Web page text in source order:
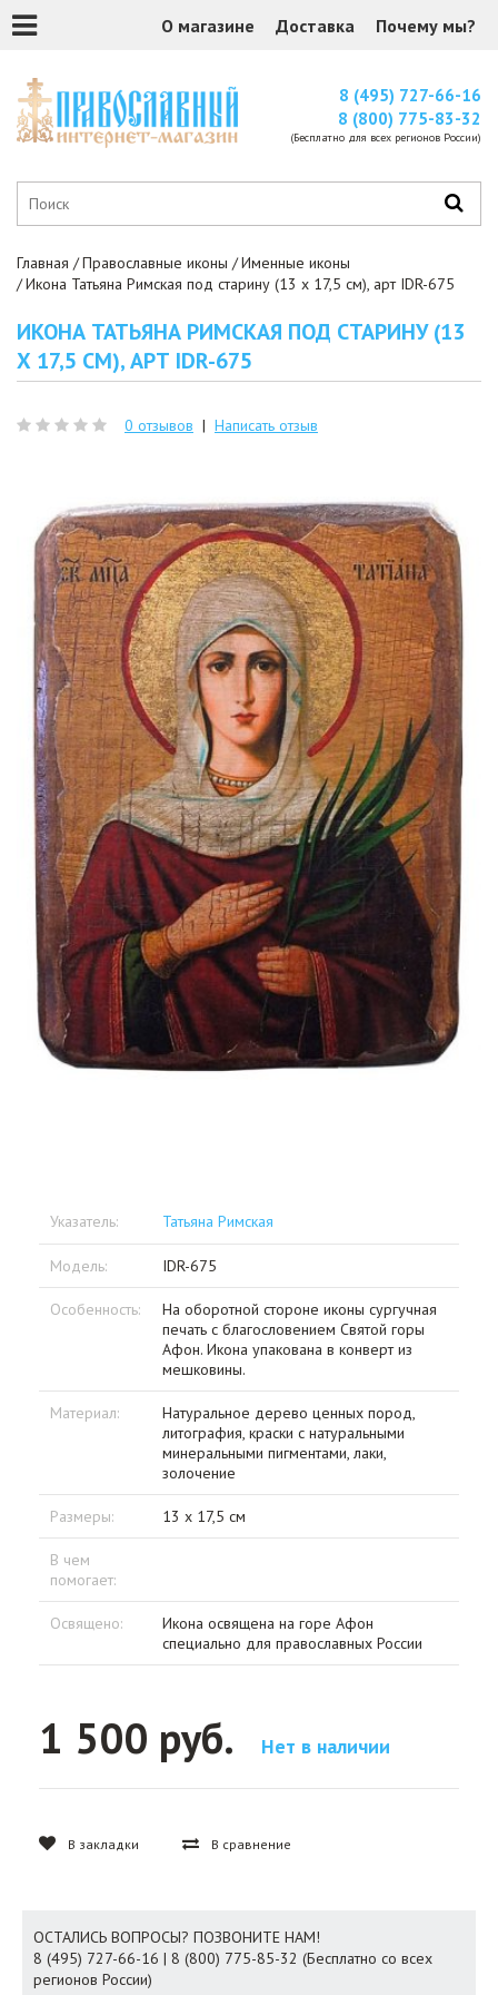
О магазине Доставка Почему мы?
8 (495) 727-66-16
8 (800) 775-83-32
(Бесплатно для всех регионов России)
Главная Православные иконы
Именные иконы
Икона Татьяна Римская под старину (13 х 17,5 см), арт IDR-675
ИКОНА ТАТЬЯНА РИМСКАЯ ПОД СТАРИНУ (13
Х 17,5 СМ), АРТ IDR-675
0 отзывов | Написать отзыв
Указатель: Татьяна Римская
Модель: IDR-675
Особенность:
На оборотной стороне иконы сургучная
печать с благословением Святой горы
Афон. Икона упакована в конверт из
мешковины.
Материал:
Натуральное дерево ценных пород,
литография, краски с натуральными
минеральными пигментами, лаки,
золочение
Размеры: 13 х 17,5 см
В чем
помогает:
Освящено:
Икона освящена на горе Афон
специально для православных России
1 500 руб. Нет в наличии
В закладки В сравнение
ОСТАЛИСЬ ВОПРОСЫ? ПОЗВОНИТЕ НАМ!
8 (495) 727-66-16 | 8 (800) 775-85-32 (Бесплатно со всех
регионов России)